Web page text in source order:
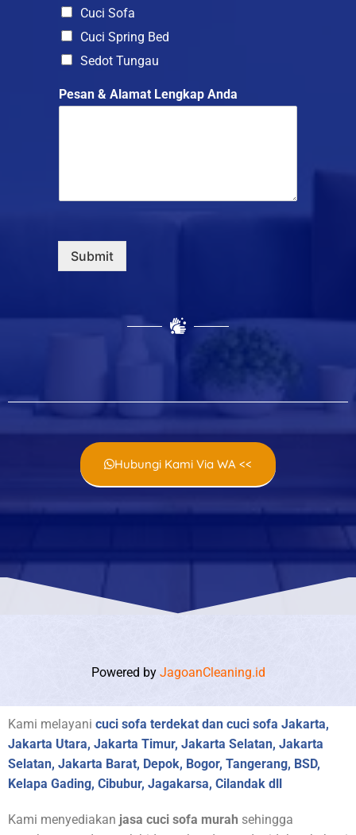
Cuci Sofa
Cuci Spring Bed
Sedot Tungau
Pesan & Alamat Lengkap Anda
Submit
Hubungi Kami Via WA <<
Powered by JagoanCleaning.id
Kami melayani cuci sofa terdekat dan cuci sofa Jakarta,
Jakarta Utara, Jakarta Timur, Jakarta Selatan, Jakarta
Selatan, Jakarta Barat, Depok, Bogor, Tangerang, BSD,
Kelapa Gading, Cibubur, Jagakarsa, Cilandak dll
Kami menyediakan jasa cuci sofa murah sehingga